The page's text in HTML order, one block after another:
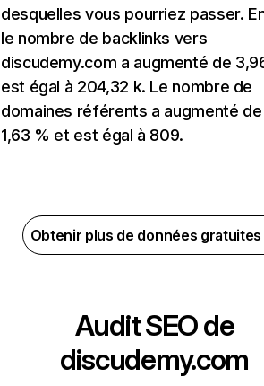
desquelles vous pourriez passer.
le nombre de backlinks vers
discudemy.com a augmenté de
est égal à 204,32 k. Le nombre de
domaines référents a augmenté de
1,63 % et est égal à 809.
Obtenir plus de données
Audit SEO de
discudemy.com